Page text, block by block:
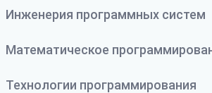
Инженерия программных систем
Математическое
Технологии программирования